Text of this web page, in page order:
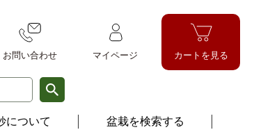
お問い合わせ マイページ カートを見る
について 盆栽を検索する